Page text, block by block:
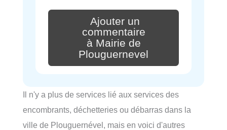
Ajouter un
commentaire
à Mairie de
Plouguernevel
Il n'y a plus de services lié aux services des
encombrants, déchetteries ou débarras dans la
ville de Plouguernével, mais en voici d'autres